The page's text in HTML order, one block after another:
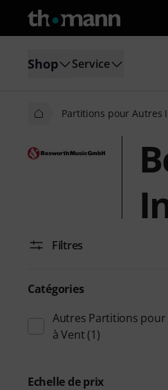
Shop Service
Partitions pour Autres
Filtres
Catégories
Autres Partitions
à Vent (1)
Echelle de prix